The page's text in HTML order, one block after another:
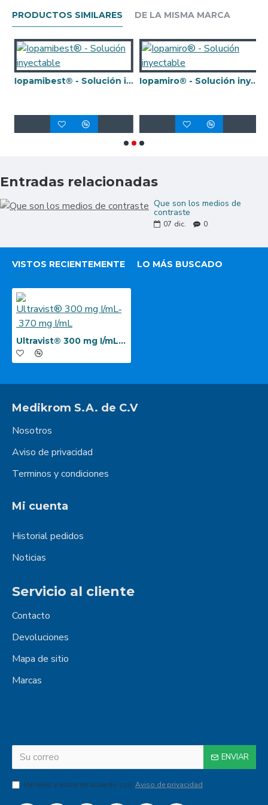
PRODUCTOS SIMILARES DE LA MISMA MARCA
Iopamibest® - Solución inyectable Iopamiro® - Solución inyectable
Entradas relacionadas
Que son los medios de
contraste
07 dic. 0
VISTOS RECIENTEMENTE LO MÁS BUSCADO
Ultravist® 300 mg I/mL‐ 370 mg I/mL
Medikrom S.A. de C.V
Nosotros
Aviso de privacidad
Terminos y condiciones
Mi cuenta
Historial pedidos
Noticias
Servicio al cliente
Contacto
Devoluciones
Mapa de sitio
Marcas
ENVIAR
He leído y estoy de acuerdo con Aviso de privacidad